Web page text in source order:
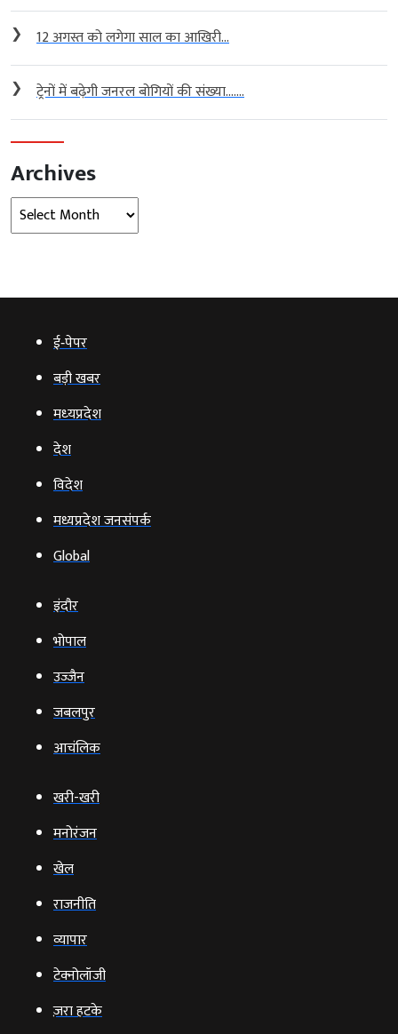
❯ 12 अगस्त को लगेगा साल का आखिरी...
❯ ट्रेनों में बढ़ेगी जनरल बोगियों की संख्या…....
Archives
Archives
ई‑पेपर
बड़ी खबर
मध्‍यप्रदेश
देश
विदेश
मध्यप्रदेश जनसंपर्क
Global
इंदौर
भोपाल
उज्‍जैन
जबलपुर
आचंलिक
खरी-खरी
मनोरंजन
खेल
राजनीति
व्‍यापार
टेक्‍नोलॉजी
ज़रा हटके